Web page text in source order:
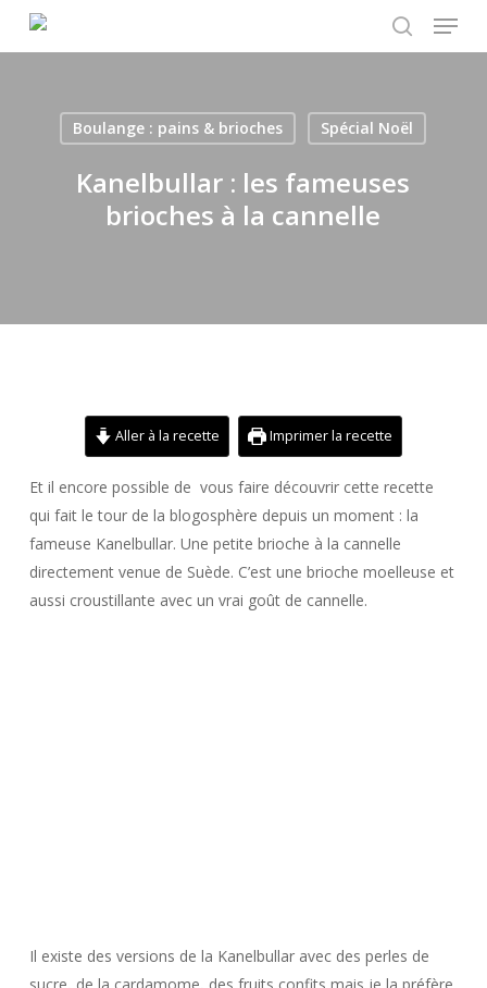
search
Menu
Boulange : pains & brioches Spécial Noël
Kanelbullar : les fameuses
brioches à la cannelle
Aller à la recette Imprimer la recette
Et il encore possible de vous faire découvrir cette recette
qui fait le tour de la blogosphère depuis un moment : la
fameuse Kanelbullar. Une petite brioche à la cannelle
directement venue de Suède. C’est une brioche moelleuse et
aussi croustillante avec un vrai goût de cannelle.
Il existe des versions de la Kanelbullar avec des perles de